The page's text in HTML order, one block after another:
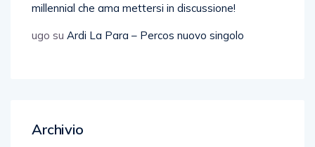
millennial che ama mettersi in discussione!
ugo su Ardi La Para – Percos nuovo singolo
Archivio